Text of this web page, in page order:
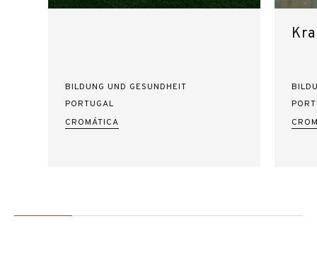
BILDUNG UND GESUNDHEIT
PORTUGAL
CROMÁTICA